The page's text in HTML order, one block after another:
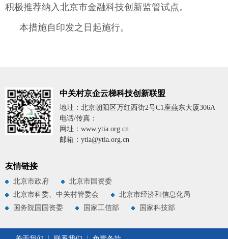
积极推荐纳入北京市金融科技创新监管试点。
本措施自印发之日起施行。
中关村京企云梯科技创新联盟
地址：北京朝阳区万红西街2号C1座燕东大厦306A
电话/传真：
网址：www.ytia.org.cn
邮箱：ytia@ytia.org.cn
友情链接
北京市政府
北京市国资委
北京市科委、中关村管委会
北京市经济和信息化局
国务院国国资委
国家工信部 国家科技部